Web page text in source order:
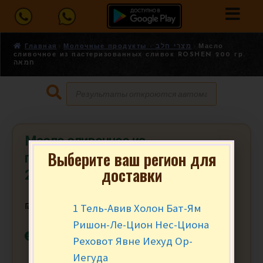
Главная Молочные продукты - מצרי חלב
Масло
сливочное из пастеризованных сливок ROSHEN 200 гр.
חמאה
Масло сливочное из
пастеризованных сливок ROSHEN
₪ 16.90 за уп.
В наличии
Выберите ваш регион для
доставки
1 Тель-Авив Холон Бат-Ям
Ришон-Ле-Цион Нес-Циона
Реховот Явне Иехуд Ор-
Иегуда